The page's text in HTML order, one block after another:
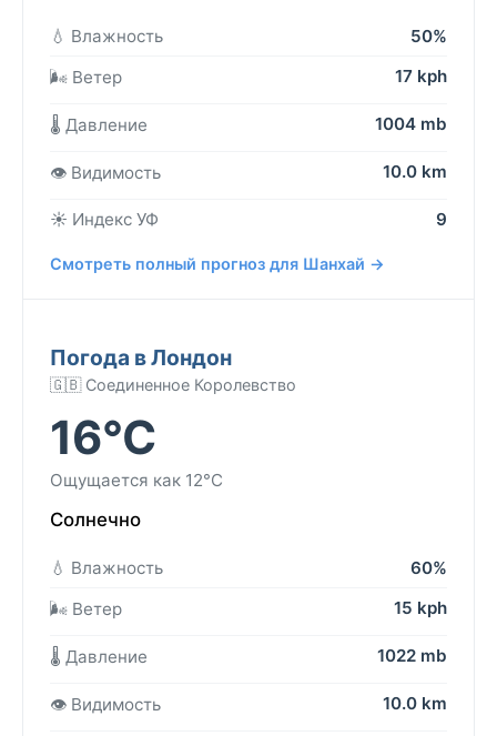
💧 Влажность
50%
🌬️ Ветер
17 kph
🌡️ Давление 1004 mb
👁️ Видимость 10.0 km
☀️ Индекс УФ 9
Смотреть полный прогноз для Шанхай →
Погода в Лондон
🇬🇧 Соединенное Королевство
16°C
Ощущается как 12°C
Солнечно
💧 Влажность
60%
🌬️ Ветер
15 kph
🌡️ Давление 1022 mb
👁️ Видимость 10.0 km